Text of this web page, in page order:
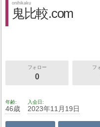
onihikaku
鬼比較.com
フォロー
0
フ
年齢
46歳
入会日
2023年11月19日